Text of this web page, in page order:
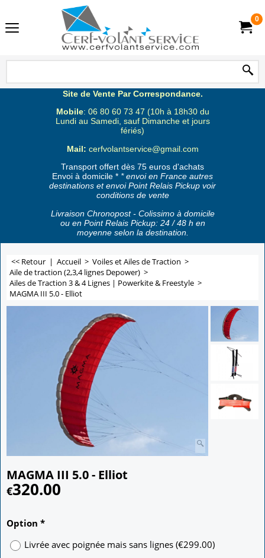
0
Site de Vente Par Correspondance.
Mobile: 06 80 60 73 47 (10h à 18h30 du
Lundi au Samedi, sauf Dimanche et jours
fériés)
Mail: cerfvolantservice@gmail.com
Transport offert dès 75 euros d'achats
Envoi à domicile * * envoi en France autres
destinations et envoi Point Relais Pickup voir
conditions de vente
Livraison Chronopost - Colissimo à domicile
ou en Point Relais Pickup: 24 / 48 h en
moyenne selon la destination.
<< Retour | Accueil > Voiles et Ailes de Traction >
Aile de traction (2,3,4 lignes Depower) >
Ailes de Traction 3 & 4 Lignes | Powerkite & Freestyle >
MAGMA III 5.0 - Elliot
MAGMA III 5.0 - Elliot
€320.00
Option *
Livrée avec poignée mais sans lignes(€299.00)